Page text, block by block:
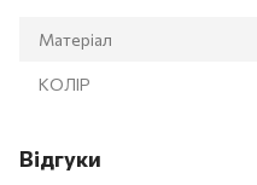
Матеріал
КОЛІР
Відгуки